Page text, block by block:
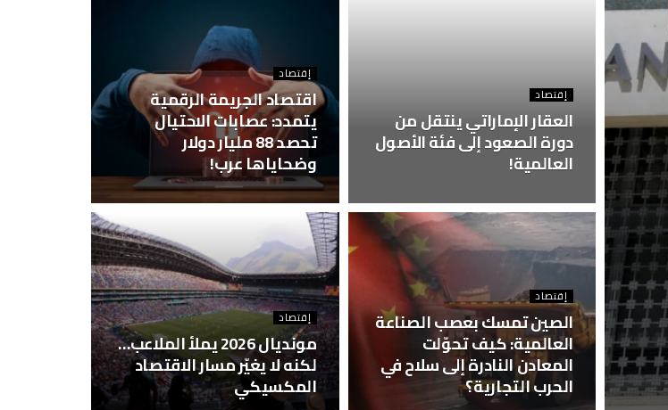
إقتصاد
العقار الإماراتي ينتقل من
دورة الصعود إلى فئة الأصول
العالمية!
إقتصاد
اقتصاد الجريمة الرقمية
يتمدد: عصابات الاحتيال
تحصد 88 مليار دولار
وضحاياها عرب!
إقتصاد
الصين تمسك بعصب الصناعة
العالمية: كيف تحوّلت
المعادن النادرة إلى سلاح في
الحرب التجارية؟
إقتصاد
مونديال 2026 يملأ الملاعب…
لكنه لا يغيّر مسار الاقتصاد
المكسيكي